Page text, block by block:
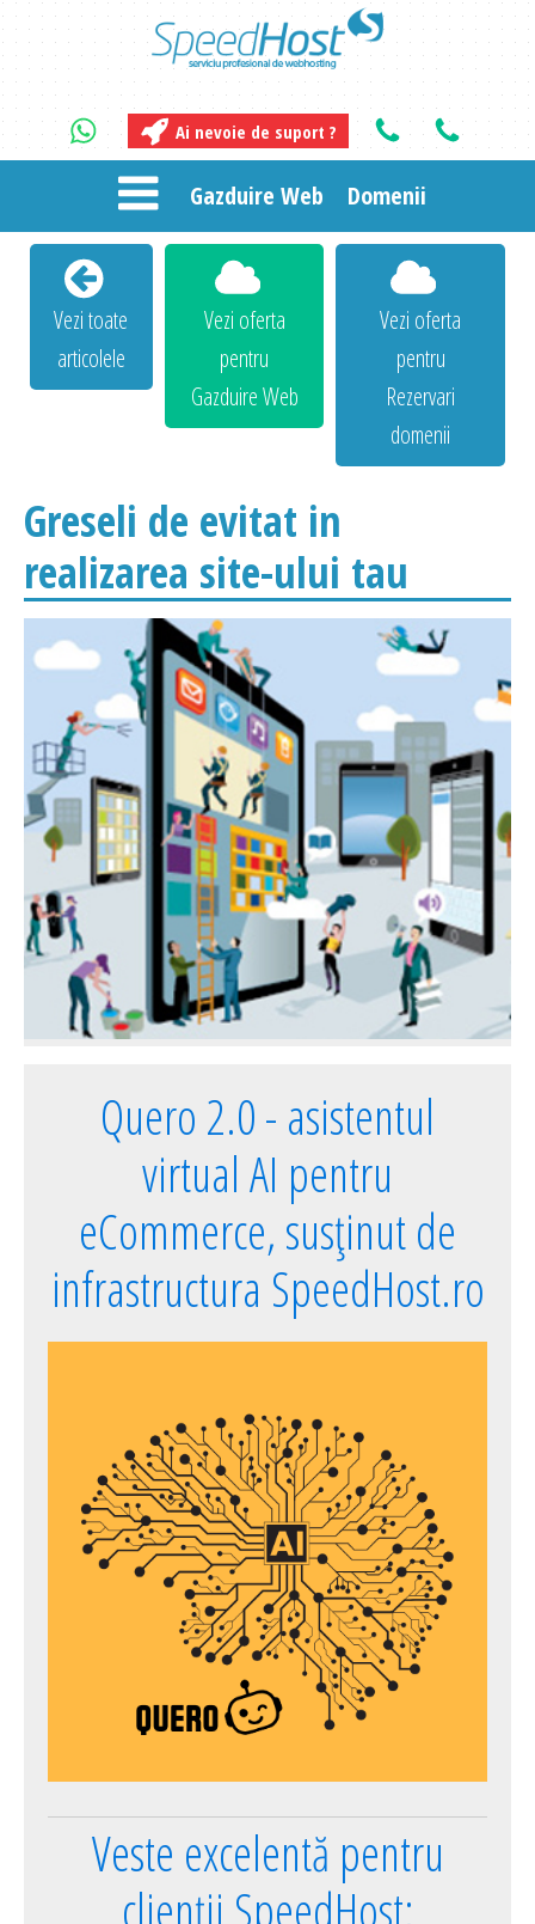
Ai nevoie de suport ?
Gazduire Web Domenii
Vezi toate
articolele
Vezi oferta
pentru
Gazduire Web
Vezi oferta
pentru
Rezervari
domenii
Greseli de evitat in
realizarea site-ului tau
Quero 2.0 - asistentul
virtual AI pentru
eCommerce, susținut de
infrastructura SpeedHost.ro
Veste excelentă pentru
clienții SpeedHost: